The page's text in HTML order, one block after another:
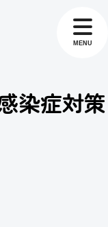
MENU
染症対策